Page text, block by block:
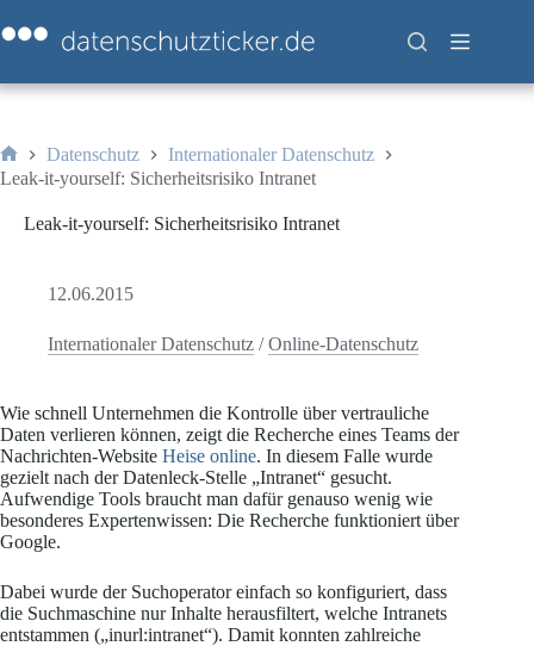
Inhalt
springen
Start
Datenschutz
Internationaler Datenschutz
Leak-it-yourself: Sicherheitsrisiko Intranet
Leak-it-yourself: Sicherheitsrisiko Intranet
12.06.2015
Internationaler Datenschutz /Online-Datenschutz
Wie schnell Unternehmen die Kontrolle über vertrauliche
Daten verlieren können, zeigt die Recherche eines Teams der
Nachrichten-Website Heise online. In diesem Falle wurde
gezielt nach der Datenleck-Stelle „Intranet“ gesucht.
Aufwendige Tools braucht man dafür genauso wenig wie
besonderes Expertenwissen: Die Recherche funktioniert über
Google.
Dabei wurde der Suchoperator einfach so konfiguriert, dass
die Suchmaschine nur Inhalte herausfiltert, welche Intranets
entstammen („inurl:intranet“). Damit konnten zahlreiche